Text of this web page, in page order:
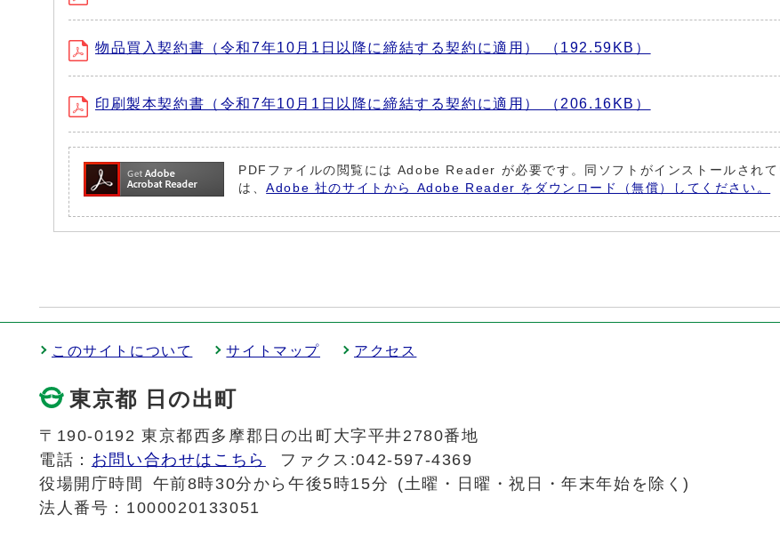
物品買入契約書（令和7年10月1日以降に締結する契約に適用） （192.59KB）
印刷製本契約書（令和7年10月1日以降に締結する契約に適用） （206.16KB）
PDFファイルの閲覧には Adobe Reader が必要です。同ソフトがインストールされて
は、Adobe 社のサイトから Adobe Reader をダウンロード（無償）してください。
このサイトについて サイトマップ アクセス
東京都 日の出町
〒190-0192 東京都西多摩郡日の出町大字平井2780番地
電話： お問い合わせはこちら
ファクス:042-597-4369
役場開庁時間
午前8時30分から午後5時15分
(土曜・日曜・祝日・年末年始を除く)
法人番号：1000020133051